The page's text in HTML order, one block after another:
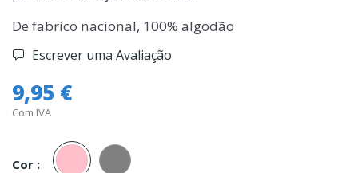
De fabrico nacional, 100% algodão
Escrever uma Avaliação
9,95 €
Com IVA
Cor :
Rosa